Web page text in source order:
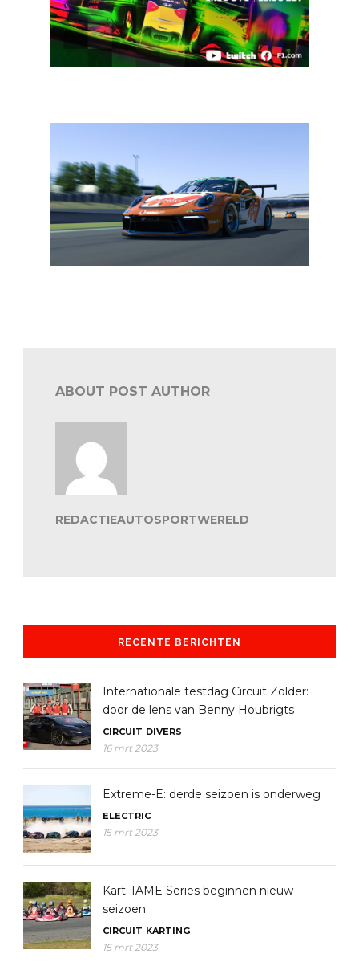
ABOUT POST AUTHOR
REDACTIEAUTOSPORTWERELD
RECENTE BERICHTEN
Internationale testdag Circuit Zolder:
door de lens van Benny Houbrigts
CIRCUIT DIVERS
16 mrt 2023
Extreme-E: derde seizoen is onderweg
ELECTRIC
15 mrt 2023
Kart: IAME Series beginnen nieuw
seizoen
CIRCUIT KARTING
15 mrt 2023